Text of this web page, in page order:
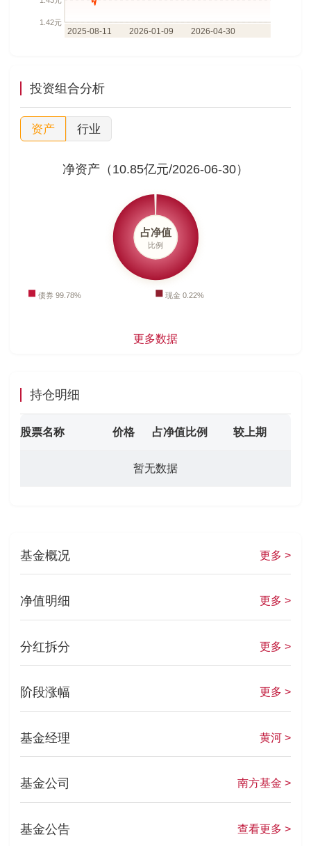
投资组合分析
资产 行业
净资产（10.85亿元/2026-06-30）
更多数据
持仓明细
股票名称 价格 占净值比例 较上期
暂无数据
基金概况 更多 >
净值明细 更多 >
分红拆分 更多 >
阶段涨幅 更多 >
基金经理 黄河 >
基金公司 南方基金 >
基金公告 查看更多 >